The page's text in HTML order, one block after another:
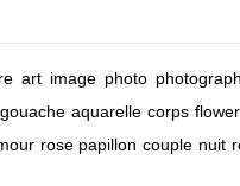
art image photo
gouache aquarelle corps flower
rose papillon couple nuit